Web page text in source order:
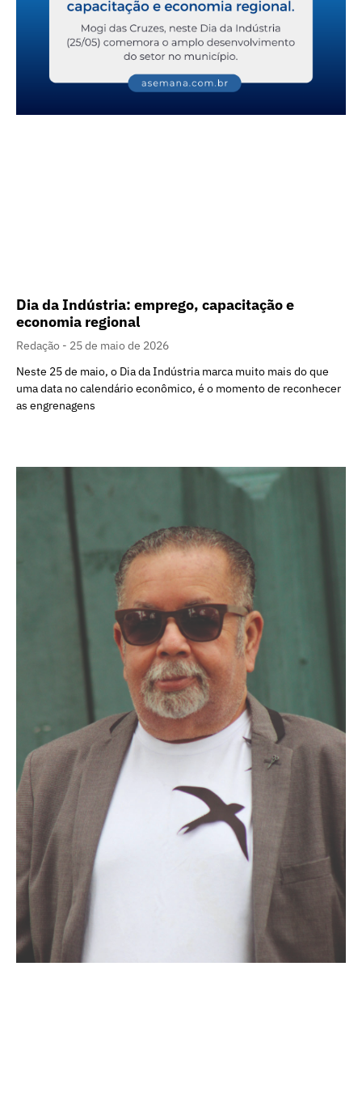
Dia da Indústria: emprego, capacitação e
economia regional
Redação
25 de maio de 2026
Neste 25 de maio, o Dia da Indústria marca muito mais do que
uma data no calendário econômico, é o momento de reconhecer
as engrenagens